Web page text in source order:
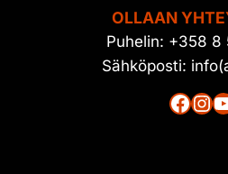
OLLAAN
Puhelin: +358 8
Sähköposti: